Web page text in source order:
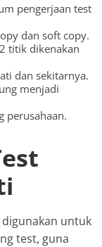
pengerjaan test
dan soft copy.
titik dikenakan
dan sekitarnya.
menjadi
perusahaan.
untuk
test, guna